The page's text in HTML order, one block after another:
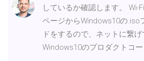
しているか確認します。 Wi-
ページからWindows10の.iso
ドをするので、ネットに繋げ
Windows10のプロダクトコー